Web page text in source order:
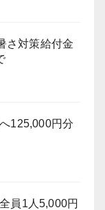
さ対策給付金
125,000円分
員1人5,000円